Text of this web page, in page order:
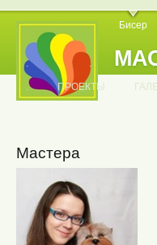
Бисер
. . . . .
. ПРОЕКТЫ
Мастера